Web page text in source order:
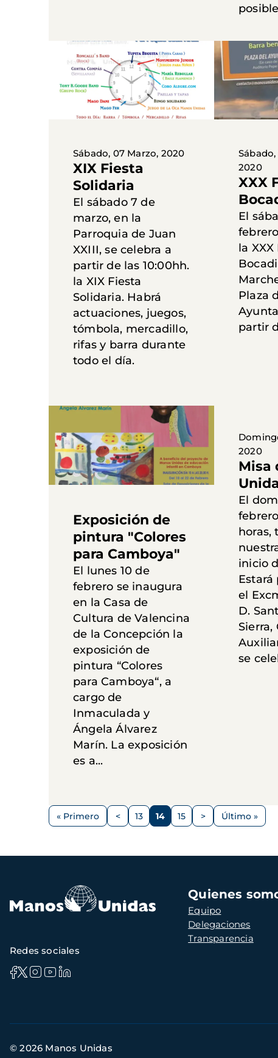
Sábado, 07 Marzo, 2020
XIX Fiesta
Solidaria
El sábado 7 de
marzo, en la
Parroquia de Juan
XXIII, se celebra a
partir de las 10:00hh.
la XIX Fiesta
Solidaria. Habrá
actuaciones, juegos,
tómbola, mercadillo,
rifas y barra durante
todo el día.
2020
XXX
El
la
Plaza
partir
Exposición de
pintura "Colores
para Camboya"
El lunes 10 de
febrero se inaugura
en la Casa de
Cultura de Valencina
de la Concepción la
exposición de
pintura “Colores
para Camboya“, a
cargo de
Inmaculada y
Ángela Álvarez
Marín. La exposición
es a...
2020
Misa
El
horas,
inicio
Estará
el
D.
Sierra,
se
Paginación
Primera
« Primero
Página
< Página
13 Página
14 Página
15
Siguiente
>
Última
Último »
Navegación
principal
Quienes
Equipo
Delegaciones
Transparencia
Redes sociales
de
© 2026 Manos Unidas